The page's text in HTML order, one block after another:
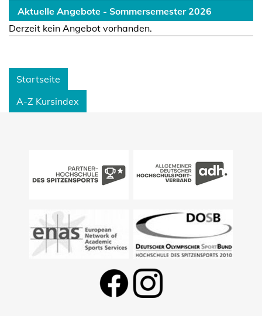
Aktuelle Angebote - Sommersemester 2026
Derzeit kein Angebot vorhanden.
Startseite
A-Z Kursindex